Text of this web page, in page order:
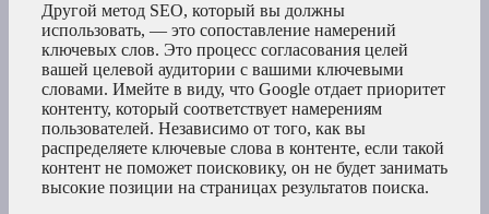
Другой метод SEO, который вы должны
использовать, — это сопоставление намерений
ключевых слов. Это процесс согласования целей
вашей целевой аудитории с вашими ключевыми
словами. Имейте в виду, что Google отдает приоритет
контенту, который соответствует намерениям
пользователей. Независимо от того, как вы
распределяете ключевые слова в контенте, если такой
контент не поможет поисковику, он не будет занимать
высокие позиции на страницах результатов поиска.